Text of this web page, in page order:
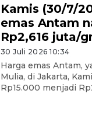
Kamis (30/7/
emas Antam
Rp2,616 juta/
30 Juli 2026 10:34
Harga emas Antam,
Mulia, di Jakarta,
Rp15.000 menjadi